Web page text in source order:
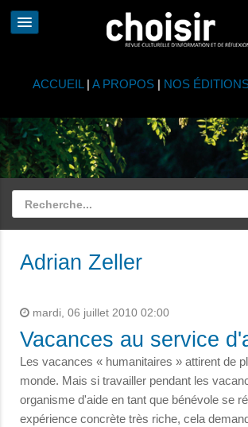
ACCUEIL | A PROPOS| NOS
Adrian Zeller
mardi, 06 juillet 2010 02:00
Vacances au service
Les vacances « humanitaires » attirent de
monde. Mais si travailler pendant les
organisme d'aide en tant que bénévole se
expérience concrète très riche, cela